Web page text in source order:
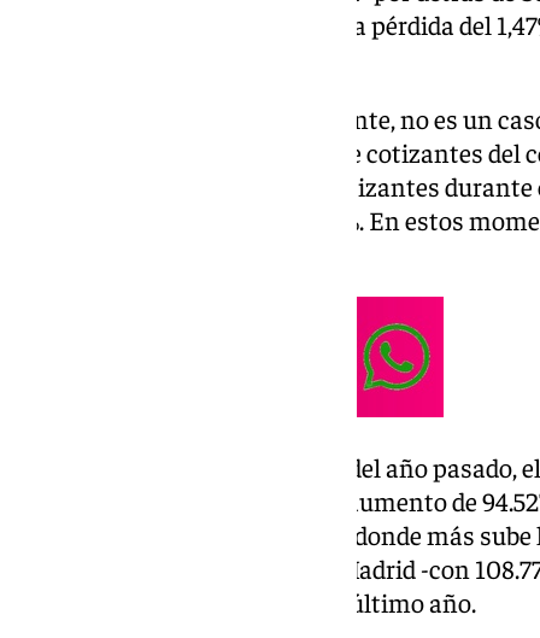
paro ha experimentado, con una pérdida del
La tendencia a la baja, no obstante, no es un
que se aprecia en la afiliación de cotizantes
cómputo total perdió 42.868 cotizantes durante
representa una bajada del 1,24%. En estos
Comparado con el mismo mes del año
Andalucía es del 2,84%, con un aumento de
absolutos, es la segunda región donde más
interanual, solo superada por Madrid -con
que sumó 78.347 afiliados en el último año.